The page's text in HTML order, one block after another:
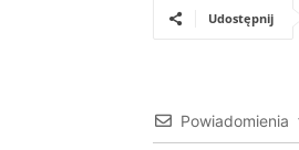
Udostępnij
Powiadomienia